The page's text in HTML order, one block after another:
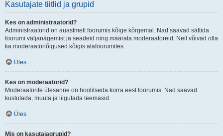
Kasutajate tiitlid ja grupid
Kes on administraatorid?
Administraatorid on auastmelt foorumis kõige kõrgemal. Nad saavad sättida
foorumi väljanägemist ja seadeid ning määrata moderaatoreid. Neil võivad olla
ka moderaatoriõigused kõigis alafoorumites.
Üles
Kes on moderaatorid?
Moderaatorite ülesanne on hoolitseda korra eest foorumis. Nad saavad
kustutada, muuta ja liigutada teemasid.
Üles
Mis on kasutajagrupid?